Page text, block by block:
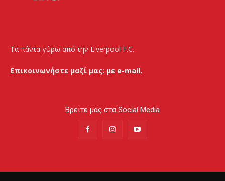
Τα πάντα γύρω από την Liverpool F.C.
Επικοινωνήστε μαζί μας: με e-mail.
Βρείτε μας στα Social Media